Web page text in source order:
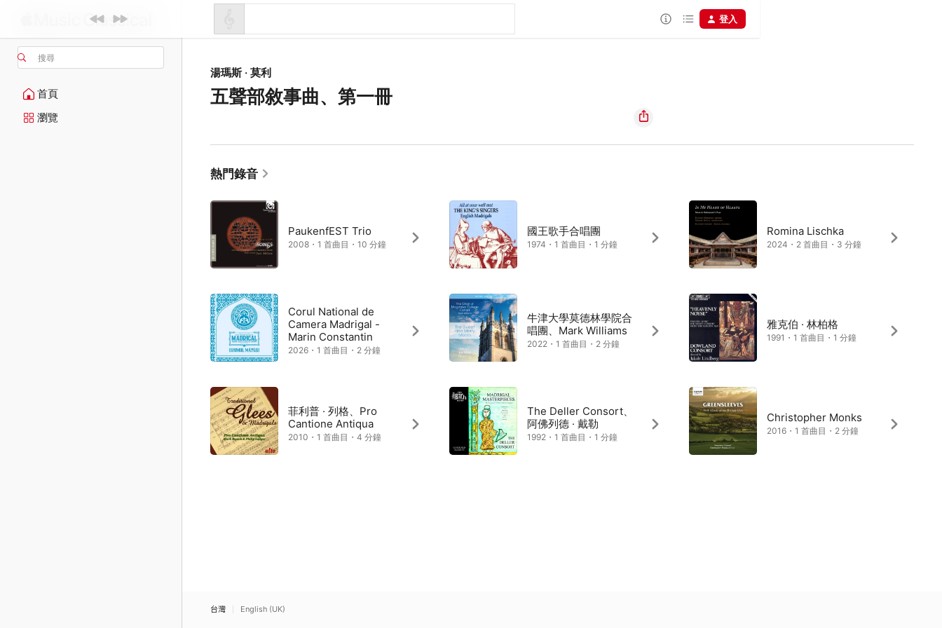
搜尋
首頁
瀏覽
登入
湯瑪斯 · 莫利
五聲部敘事曲、第一冊
熱門錄音
PaukenfEST Trio
2008・1 首曲目・10 分鐘
Corul National de
Camera Madrigal -
Marin Constantin
2026・1 首曲目・2 分鐘
菲利普 · 列格、Pro
Cantione Antiqua
2010・1 首曲目・4 分鐘
國王歌手合唱團
1974・1 首曲目・1 分鐘
牛津大學莫德林學院合
唱團、Mark Williams
2022・1 首曲目・2 分鐘
The Deller Consort、
阿佛列德 · 戴勒
1992・1 首曲目・1 分鐘
Romina Lischka
2024・2 首曲目・3 分鐘
雅克伯 · 林柏格
1991・1 首曲目・1 分鐘
Christopher Monks
2016・1 首曲目・2 分鐘
台灣 English (UK)